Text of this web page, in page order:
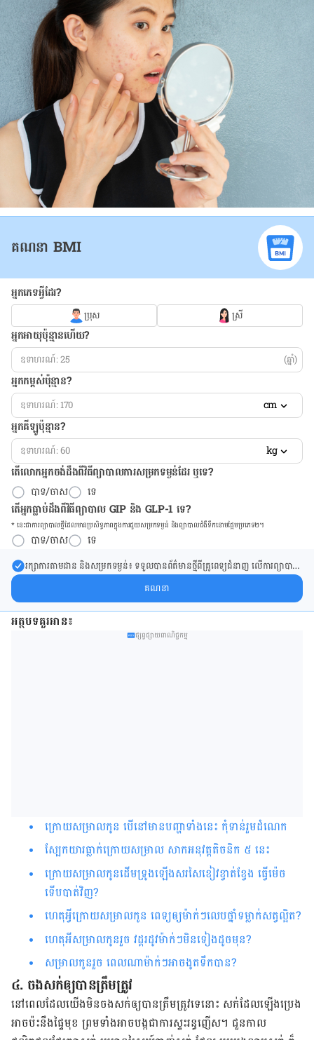
គណនា BMI
អ្នកភេទអ្វីដែរ?
ប្រុស ស្រី
អ្នកអាយុប៉ុន្មានហើយ?
(ឆ្នាំ)
អ្នកកម្ពស់ប៉ុន្មាន?
cm
អ្នកគីឡូប៉ុន្មាន?
kg
តើលោកអ្នកចង់ដឹង​ពីវិធីព្យាបាលការសម្រកទម្ងន់ដែរ ឬទេ?
បាទ/ចាស
ទេ
តើអ្នកធ្លាប់ដឹងពីវិធីព្យាបាល GIP និង GLP-1 ទេ?
* នេះ​ជា​ការ​ព្យា​បាល​ថ្មីដែល​​មាន​ប្រសិទ្ធ​ភាព​ក្នុង​ការ​ជួយ​សម្រក​ទម្ងន់ និង​ព្យា​បាល​ជំ​ងឺ​ទឹក​នោម​ផ្អែម​ប្រភេទ២។
បាទ/ចាស ទេ
រក្សា​ការ​តាមដាន និងសម្រក​ទម្ងន់៖ ទទួលបាន​ព័ត៌​មាន​ថ្មី​ពី​គ្រូពេទ្យ​ជំនាញ លើ​ការ​ព្យា​បាល​
គណនា
អត្ថបទគួរអាន៖
ផ្សព្វផ្សាយពាណិជ្ជកម្ម
ក្រោយសម្រាលកូន បើនៅមានបញ្ហាទាំងនេះ កុំទាន់រួមដំណេក
ស្បែកយារធ្លាក់ក្រោយសម្រាល សាកអនុវត្តតិចនិក ៥ នេះ
ក្រោយសម្រាលកូនដើមទ្រូងឡើងសរសៃខៀវខ្វាត់ខ្វែង ធ្វើម៉េច
ទើបបាត់វិញ?
ហេតុអ្វីក្រោយសម្រាលកូន ពេទ្យឲ្យម៉ាក់ៗលេបថ្នាំទម្លាក់សត្វល្អិត?
ហេតុអីសម្រាលកូនរួច វដ្តរដូវម៉ាក់ៗមិនទៀងដូចមុន?
សម្រាលកូនរួច ពេលណាម៉ាក់ៗអាចងូតទឹកបាន?
៤. ​ចង​សក់​​ឲ្យ​បាន​ត្រឹមត្រូវ
នៅ​ពេល​ដែល​យើង​មិន​ចង​សក់​ឲ្យ​បាន​ត្រឹមត្រូវ​ទេ​នោះ សក់​ដែល​ឡើង​ប្រេង
អាច​ប៉ះ​នឹង​ផ្ទៃ​មុខ ព្រម​ទាំង​អាច​បង្ក​ជា​ការ​ស្ទះ​រន្ធ​ញើស​។ ជួនកាល